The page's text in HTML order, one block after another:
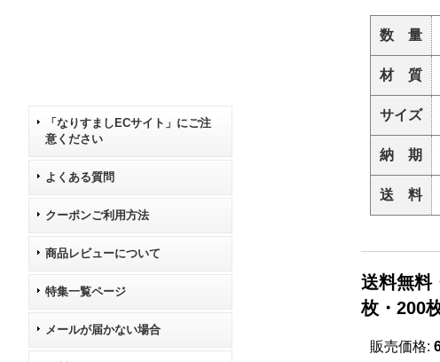
「なりすましECサイト」にご注
意ください
よくある質問
クーポンご利用方法
商品レビューについて
特集一覧ページ
メールが届かない場合
数 量
材 質
サイズ
納 期
送 料
送料無料
枚・200枚
販売価格: